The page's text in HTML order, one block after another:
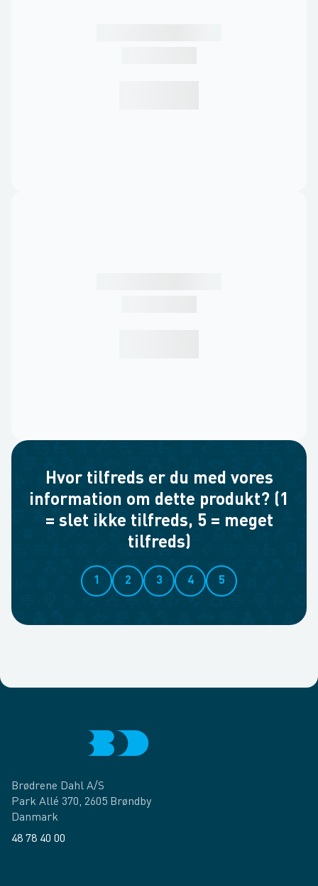
Hvor tilfreds er du med vores
information om dette produkt? (1
= slet ikke tilfreds, 5 = meget
tilfreds)
1 2 3 4 5
Brødrene Dahl A/S
Park Allé 370, 2605 Brøndby
Danmark
48 78 40 00